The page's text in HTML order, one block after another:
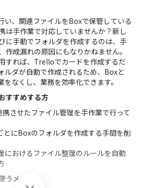
、関連ファイルをBoxで保管している
は手作業で対応していませんか？新し
に手動でフォルダを作成するのは、手
作成漏れの原因にもなりかねません。
すれば、Trelloでカードを作成するだ
ルダが自動で作成されるため、Boxと
なくし、業務を効率化できます。
すすめする方
させたファイル管理を手作業で行って
にBoxのフォルダを作成する手間を削
におけるファイル整理のルールを自動
メリット